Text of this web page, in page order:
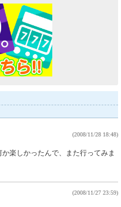
楽しかったんで、また行ってみま
(2008/11/28 18:48)
(2008/11/27 23:59)